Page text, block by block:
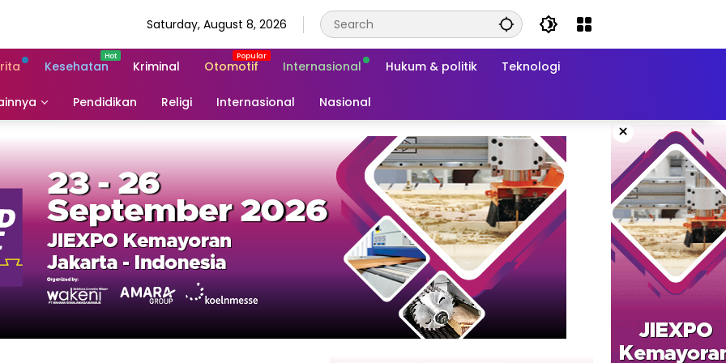
Saturday, August 8, 2026
Kesehatan Kriminal Otomotif Internasional Hukum & politik Teknologi
Pendidikan Religi Internasional Nasional
×